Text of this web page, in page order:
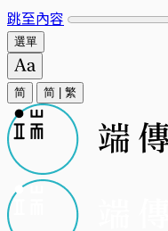
跳至內容
選單
简 简 繁